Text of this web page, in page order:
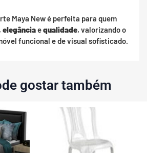
Maya New é perfeita para quem
, elegânciaequalidade, valorizando o
funcional e de visual sofisticado.
gostar também